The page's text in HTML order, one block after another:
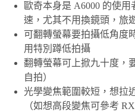
歐奇本身是 A6000 的使
速，尤其不用換鏡頭，旅
可翻轉螢幕要拍攝低角度
用特別蹲低拍攝
翻轉螢幕可上掀九十度，
自拍）
光學變焦範圍較短，想拉
（如想高段變焦可參考